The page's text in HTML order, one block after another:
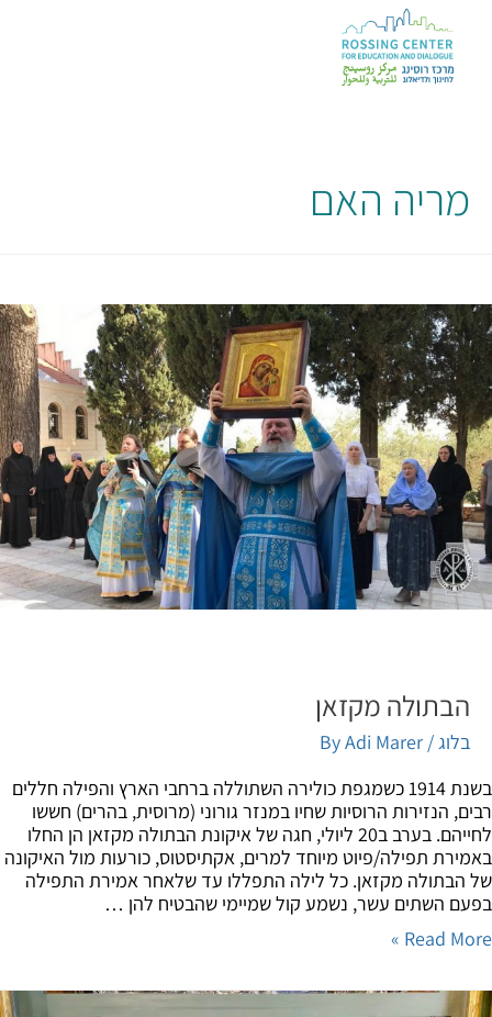
מריה האם
הבתולה מקזאן
בלוג/ By
Adi Marer
בשנת 1914 כשמגפת כולירה השתוללה ברחבי הארץ והפילה חללים
הנזירות הרוסיות שחיו במנזר גורוני (מרוסית, בהרים) חששו
לחייהם. בערב ב20 ליולי, חגה של איקונת הבתולה מקזאן הן החלו
תפילה/פיוט מיוחד למרים, אקתיסטוס, כורעות מול האיקונה
מקזאן. כל לילה התפללו עד שלאחר אמירת התפילה
השתים עשר, נשמע קול שמיימי שהבטיח להן …
Read